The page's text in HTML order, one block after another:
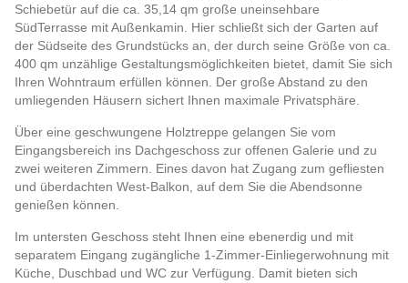
Schiebetür auf die ca. 35,14 qm große uneinsehbare
SüdTerrasse mit Außenkamin. Hier schließt sich der Garten auf
der Südseite des Grundstücks an, der durch seine Größe von ca.
400 qm unzählige Gestaltungsmöglichkeiten bietet, damit Sie sich
Ihren Wohntraum erfüllen können. Der große Abstand zu den
umliegenden Häusern sichert Ihnen maximale Privatsphäre.
Über eine geschwungene Holztreppe gelangen Sie vom
Eingangsbereich ins Dachgeschoss zur offenen Galerie und zu
zwei weiteren Zimmern. Eines davon hat Zugang zum gefliesten
und überdachten West-Balkon, auf dem Sie die Abendsonne
genießen können.
Im untersten Geschoss steht Ihnen eine ebenerdig und mit
separatem Eingang zugängliche 1-Zimmer-Einliegerwohnung mit
Küche, Duschbad und WC zur Verfügung. Damit bieten sich